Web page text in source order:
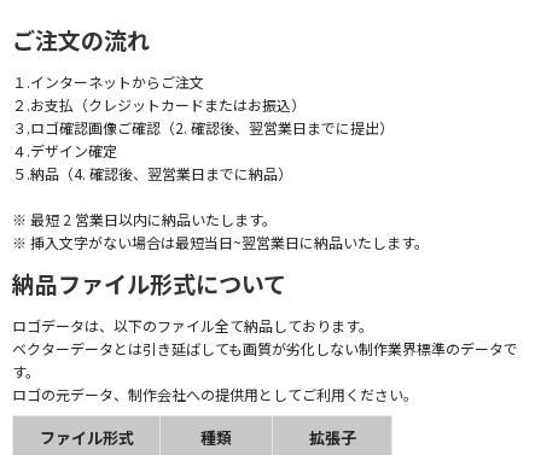
ご注文の流れ
１.インターネットからご注文
２.お支払（クレジットカードまたはお振込）
３.ロゴ確認画像ご確認（2. 確認後、翌営業日までに提出）
４.デザイン確定
５.納品（4. 確認後、翌営業日までに納品）
※ 最短 2 営業日以内に納品いたします。
※ 挿入文字がない場合は最短当日~翌営業日に納品いたします。
納品ファイル形式について
ロゴデータは、以下のファイル全て納品しております。
ベクターデータとは引き延ばしても画質が劣化しない制作業界標準のデータで
す。
ロゴの元データ、制作会社への提供用としてご利用ください。
ファイル形式 種類
拡張子